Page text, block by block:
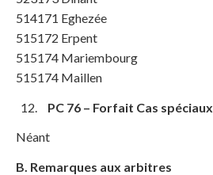
514171 Eghezée
515172 Erpent
515174 Mariembourg
515174 Maillen
PC 76 – Forfait Cas spéciaux
Néant
B. Remarques aux arbitres